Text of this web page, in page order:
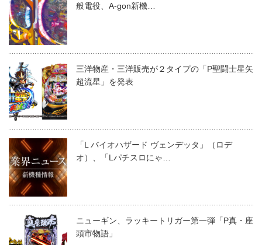
般電役、A-gon新機…
三洋物産・三洋販売が２タイプの「P聖闘士星矢
超流星」を発表
「L バイオハザード ヴェンデッタ」（ロデ
オ）、「Lパチスロにゃ…
ニューギン、ラッキートリガー第一弾「P真・座
頭市物語」